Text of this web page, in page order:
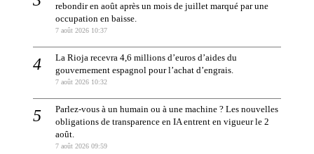
rebondir en août après un mois de juillet marqué par une
occupation en baisse.
7 août 2026 10:37
La Rioja recevra 4,6 millions d’euros d’aides du
gouvernement espagnol pour l’achat d’engrais.
7 août 2026 10:32
Parlez-vous à un humain ou à une machine ? Les nouvelles
obligations de transparence en IA entrent en vigueur le 2
août.
7 août 2026 09:59